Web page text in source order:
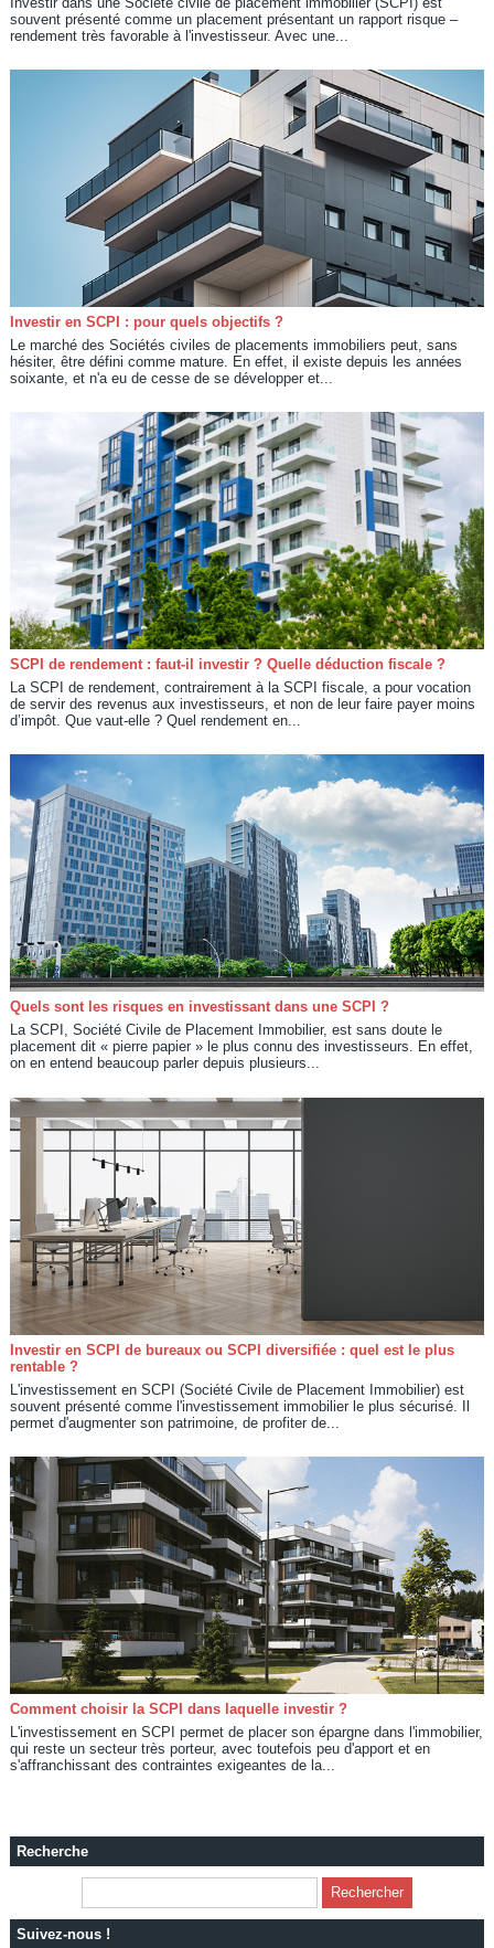
souvent présenté comme un placement présentant un rapport risque –
rendement très favorable à l'investisseur. Avec une...
Investir en SCPI : pour quels objectifs ?
Le marché des Sociétés civiles de placements immobiliers peut, sans
hésiter, être défini comme mature. En effet, il existe depuis les années
soixante, et n'a eu de cesse de se développer et...
SCPI de rendement : faut-il investir ? Quelle déduction fiscale ?
La SCPI de rendement, contrairement à la SCPI fiscale, a pour vocation
de servir des revenus aux investisseurs, et non de leur faire payer moins
d’impôt. Que vaut-elle ? Quel rendement en...
Quels sont les risques en investissant dans une SCPI ?
La SCPI, Société Civile de Placement Immobilier, est sans doute le
placement dit « pierre papier » le plus connu des investisseurs. En effet,
on en entend beaucoup parler depuis plusieurs...
Investir en SCPI de bureaux ou SCPI diversifiée : quel est le plus
rentable ?
L'investissement en SCPI (Société Civile de Placement Immobilier) est
souvent présenté comme l'investissement immobilier le plus sécurisé. Il
permet d'augmenter son patrimoine, de profiter de...
Comment choisir la SCPI dans laquelle investir ?
L'investissement en SCPI permet de placer son épargne dans l'immobilier,
qui reste un secteur très porteur, avec toutefois peu d'apport et en
s'affranchissant des contraintes exigeantes de la...
Recherche
Suivez-nous !